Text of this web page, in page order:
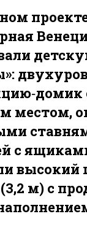
местом,
с
высокий
м) с